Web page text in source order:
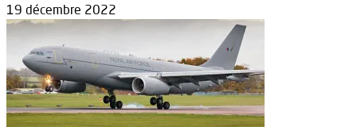
19 décembre 2022